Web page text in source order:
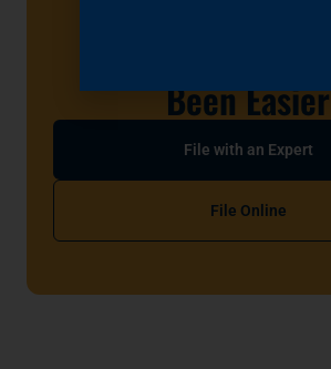
Been Easier
File with an Expert
File Online